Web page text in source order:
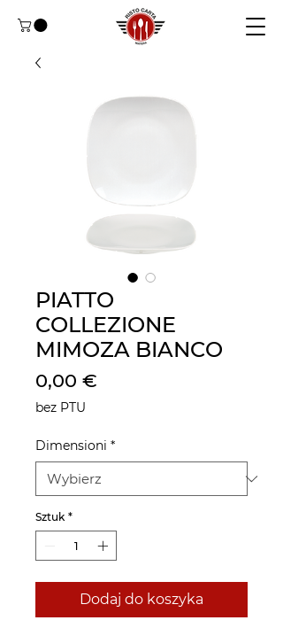
PIATTO
COLLEZIONE
MIMOZA BIANCO
0,00 €
bez PTU
Dimensioni *
Sztuk *
Dodaj do koszyka